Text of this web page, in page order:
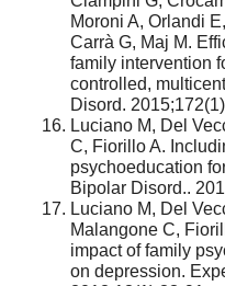
Moroni A, Orlandi
Carrà G, Maj M.
family intervention
controlled,
Disord.
Luciano M, Del
C, Fiorillo A.
psychoeducation
Bipolar Disord..
Luciano M, Del
Malangone C,
impact of family
on depression.